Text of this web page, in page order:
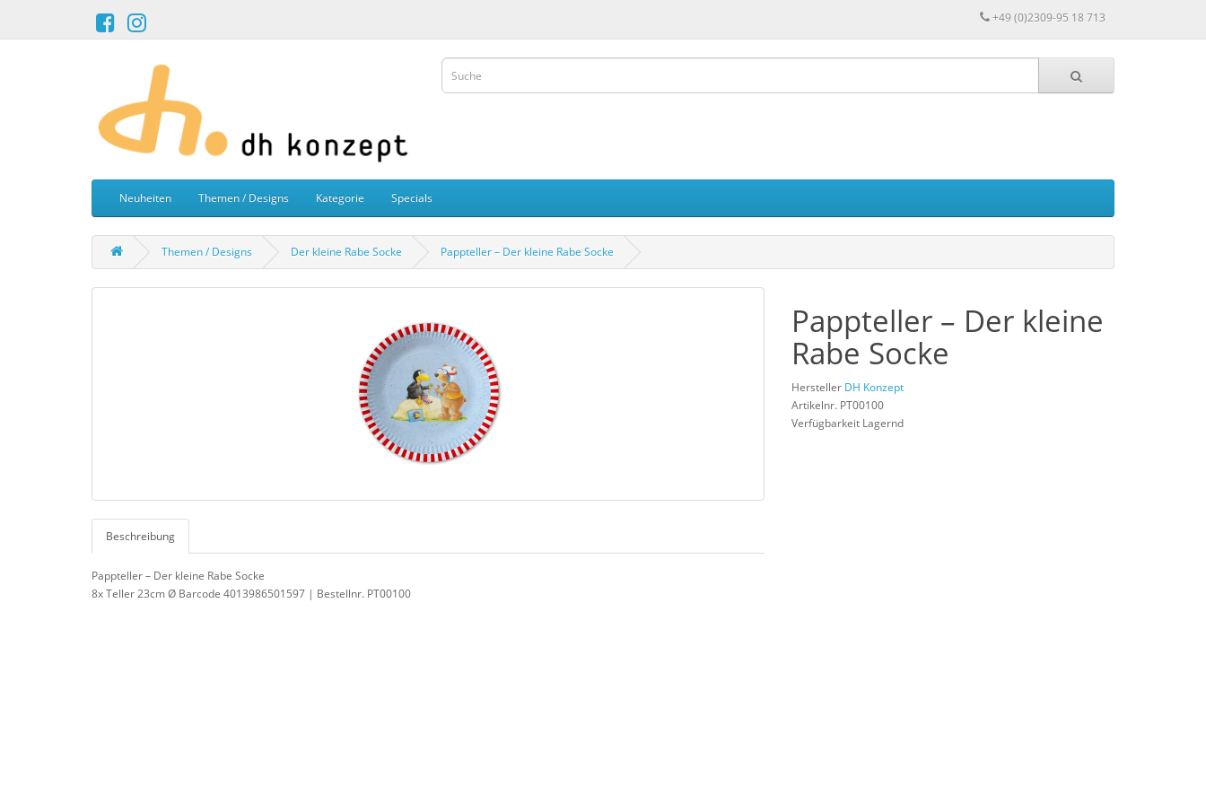
+49 (0)2309-95 18 713
Neuheiten Themen / Designs Kategorie Specials
Themen / Designs Der kleine Rabe Socke Pappteller – Der kleine Rabe Socke
Beschreibung
Pappteller – Der kleine Rabe Socke
8x Teller 23cm Ø Barcode 4013986501597 | Bestellnr. PT00100
Pappteller – Der kleine
Rabe Socke
Hersteller DH Konzept
Artikelnr. PT00100
Verfügbarkeit Lagernd